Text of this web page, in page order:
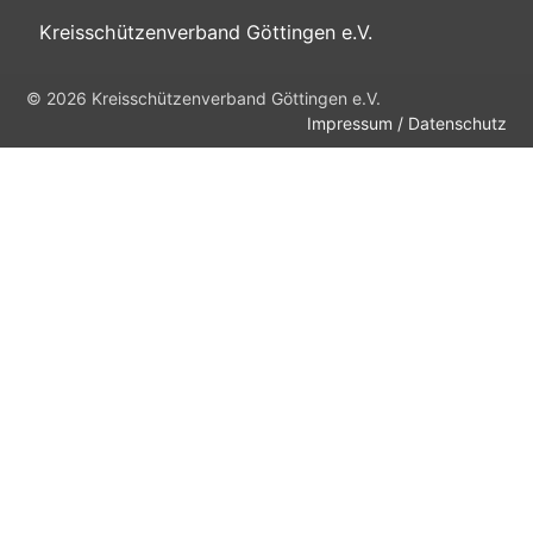
Kreisschützenverband Göttingen e.V.
© 2026 Kreisschützenverband Göttingen e.V.
Impressum / Datenschutz